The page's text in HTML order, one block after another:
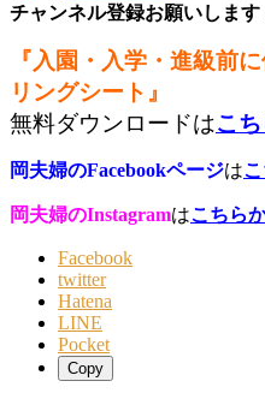
チャンネル登録お願いします
『入園・入学・進級前
リングシート』
無料ダウンロードはこ
岡夫婦のFacebookページは
岡夫婦のInstagramはこちら
Facebook
twitter
Hatena
LINE
Pocket
Copy